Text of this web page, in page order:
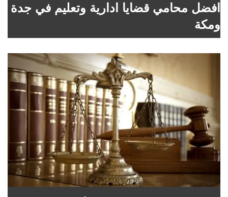
افضل محامي قضايا ادارية وتعليم في جدة
ومكة